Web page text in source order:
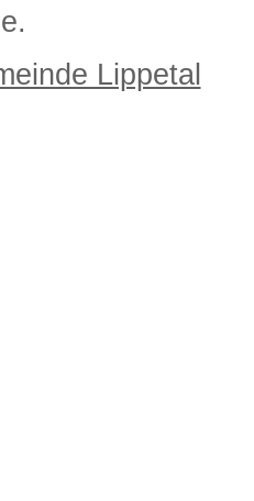
Lippetal